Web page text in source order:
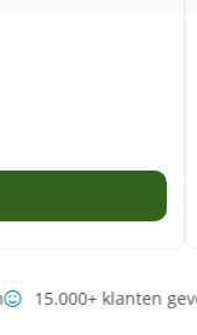
15.000+ klanten